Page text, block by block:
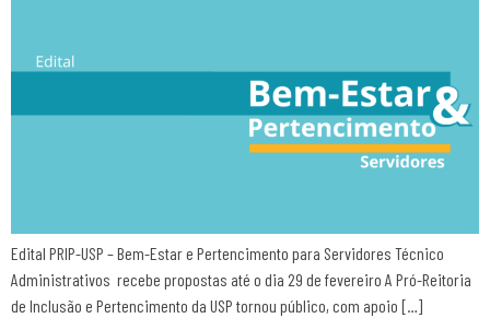
Edital PRIP-USP – Bem-Estar e Pertencimento para Servidores Técnico
Administrativos recebe propostas até o dia 29 de fevereiro A Pró-Reitoria
de Inclusão e Pertencimento da USP tornou público, com apoio […]